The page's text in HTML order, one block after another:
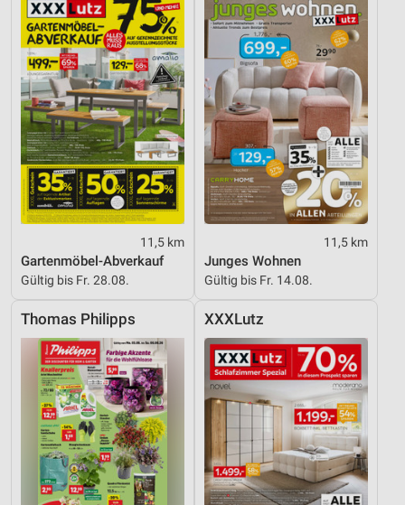
11,5 km
Gartenmöbel-Abverkauf
Gültig bis Fr. 28.08.
11,5 km
Junges Wohnen
Gültig bis Fr. 14.08.
Thomas Philipps XXXLutz